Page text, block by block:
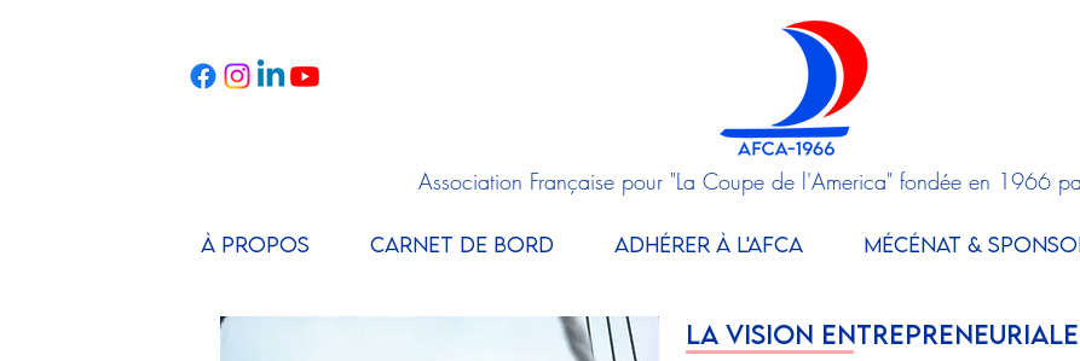
Association Française pour "La Coupe de l'America" fondée en 1966
À PROPOS CARNET DE BORD ADHÉRER À L'AFCA MÉCÉNAT &
LA VISION